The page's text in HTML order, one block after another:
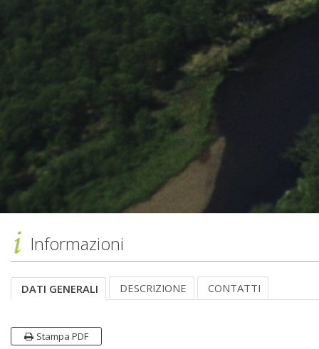
Informazioni
DATI GENERALI DESCRIZIONE CONTATTI
Stampa PDF